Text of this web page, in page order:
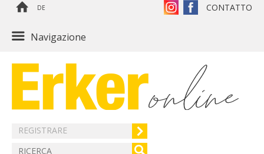
DE CONTATTO
Navigazione
REGISTRARE